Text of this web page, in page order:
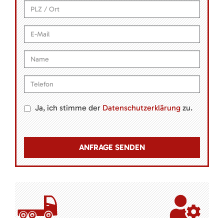
Ja, ich stimme derDatenschutzerklärungzu.